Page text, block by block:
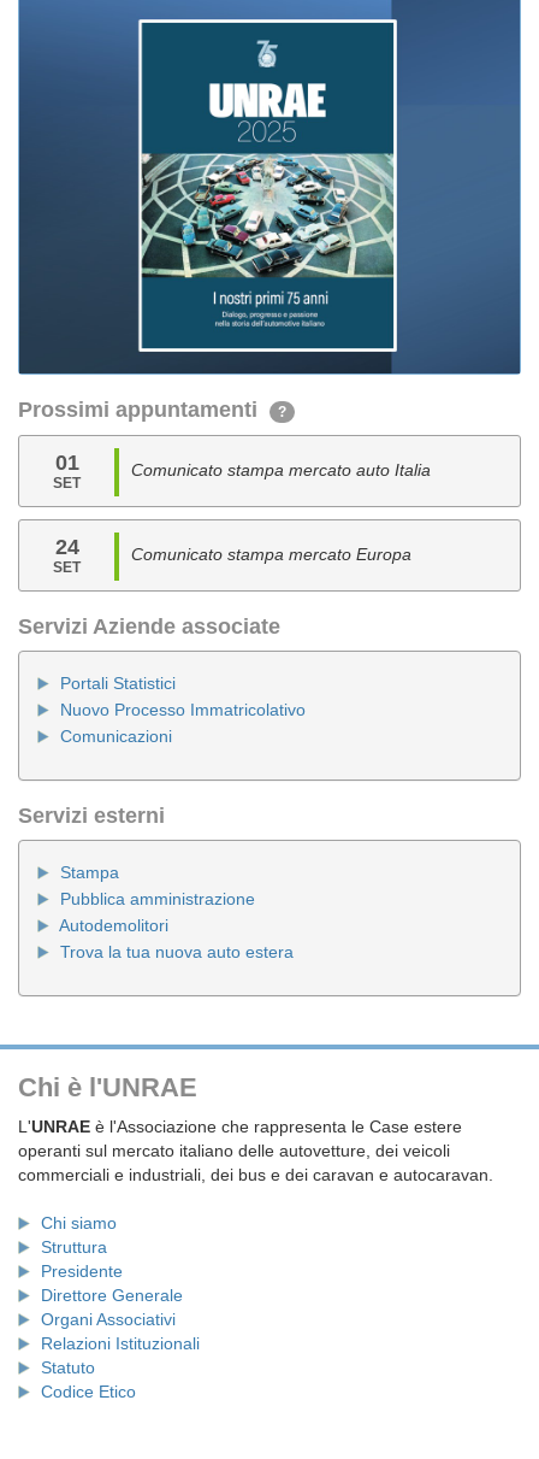
Prossimi appuntamenti ?
01
SET
Comunicato stampa mercato auto Italia
24
SET
Comunicato stampa mercato Europa
Servizi Aziende associate
Portali Statistici
Nuovo Processo Immatricolativo
Comunicazioni
Servizi esterni
Stampa
Pubblica amministrazione
Autodemolitori
Trova la tua nuova auto estera
Chi è l'UNRAE
L'UNRAE è l'Associazione che rappresenta le Case estere
operanti sul mercato italiano delle autovetture, dei veicoli
commerciali e industriali, dei bus e dei caravan e autocaravan.
Chi siamo
Struttura
Presidente
Direttore Generale
Organi Associativi
Relazioni Istituzionali
Statuto
Codice Etico